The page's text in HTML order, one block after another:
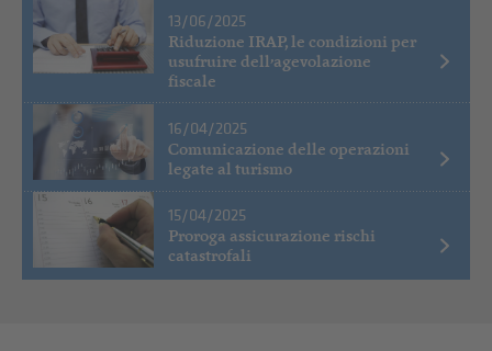
13/06/2025
Riduzione IRAP, le condizioni per
usufruire dell’agevolazione
fiscale
16/04/2025
Comunicazione delle operazioni
legate al turismo
15/04/2025
Proroga assicurazione rischi
catastrofali